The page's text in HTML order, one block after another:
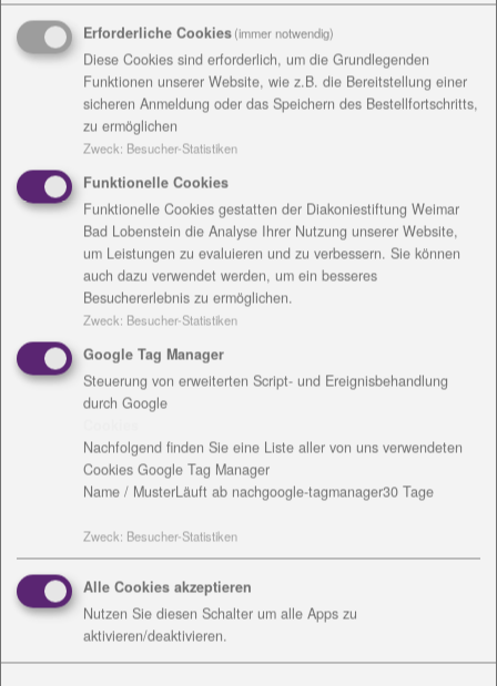
Küche, sie kommen mit den Gästen ins Gespräch. Sie
schenken anderen Menschen ihre Zeit und setzen
damit ein deutliches Signal für das Miteinander in
unserer Gesellschaft.“, sagt Superintendent Henrich
Bemerkenswert ist, dass in diesem Jahr der
Essenspreis trotz steigender Kosten gesenkt werden
kann. So dürfen sich die Gäste auf ein warmes
Mittagessen, eine Tasse Kaffee und Gebäck für
insgesamt 3 Euro freuen. Wer etwas mehr hat, kann
gern andere unterstützen und 6 Euro zahlen.
Möglich wurde dies durch eine digitale
Spendenkampagne von Kirchengemeinde und
Diakoniestiftung zwischen dem Reformationstag und
dem ersten Advent. „Wir sind beeindruckt und sehr
dankbar für die große Spendenbereitschaft. Statt
den vorgesehenen 5 Wochen hatten wir den Betrag
von 5000 € bereits in 5 Tagen beisammen.
Inzwischen haben wir über 10.000 Euro an Spenden
ist ein wunderbares Zeichen der Nächstenliebe, das
wir gern an die Gäste weitergeben. Ein Zeichen
gegen das Frieren an Leib und Seele.“, sagt Ramón
Seliger, Rektor und Geschäftsführer der
Erforderliche Cookies(immer notwendig)
Diese Cookies sind erforderlich, um die Grundlegenden
Funktionen unserer Website, wie z.B. die Bereitstellung einer
sicheren Anmeldung oder das Speichern des Bestellfortschritts,
zu ermöglichen
Zweck: Besucher-Statistiken
Funktionelle Cookies
Funktionelle Cookies gestatten der Diakoniestiftung Weimar
Bad Lobenstein die Analyse Ihrer Nutzung unserer Website,
um Leistungen zu evaluieren und zu verbessern. Sie können
auch dazu verwendet werden, um ein besseres
Besuchererlebnis zu ermöglichen.
Zweck: Besucher-Statistiken
Google Tag Manager
Steuerung von erweiterten Script- und Ereignisbehandlung
durch Google
Nachfolgend finden Sie eine Liste aller von uns verwendeten
Cookies Google Tag Manager
Name / MusterLäuft ab nachgoogle-tagmanager30 Tage
Zweck: Besucher-Statistiken
Alle Cookies akzeptieren
Nutzen Sie diesen Schalter um alle Apps zu
aktivieren/deaktivieren.